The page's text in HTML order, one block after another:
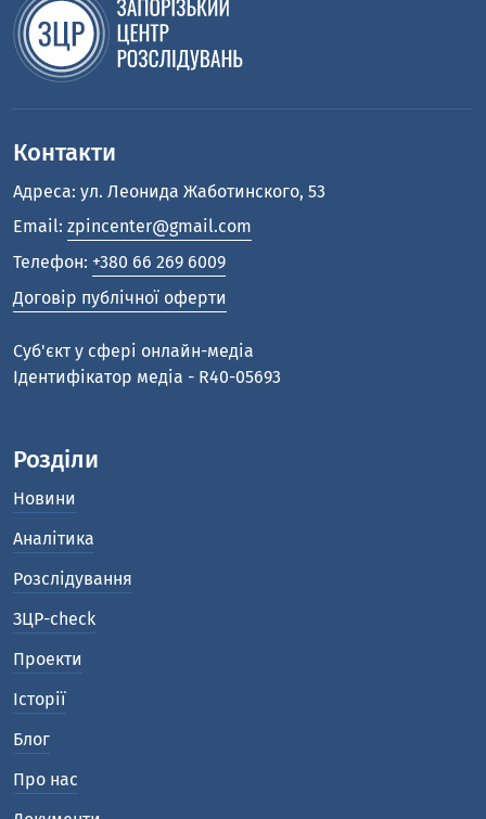
Контакти
Адреса: ул. Леонида Жаботинского, 53
Email: zpincenter@gmail.com
Телефон: +380 66 269 6009
Договір публічної оферти
Cуб'єкт у сфері онлайн-медіа
Ідентифікатор медіа - R40-05693
Розділи
Новини
Аналітика
Розслідування
ЗЦР-check
Проекти
Історії
Блог
Про нас